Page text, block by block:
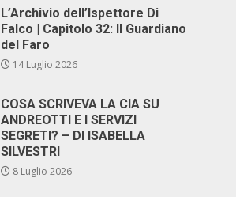
L’Archivio dell’Ispettore Di
Falco | Capitolo 32: Il Guardiano
del Faro
14 Luglio 2026
COSA SCRIVEVA LA CIA SU
ANDREOTTI E I SERVIZI
SEGRETI? – DI ISABELLA
SILVESTRI
8 Luglio 2026